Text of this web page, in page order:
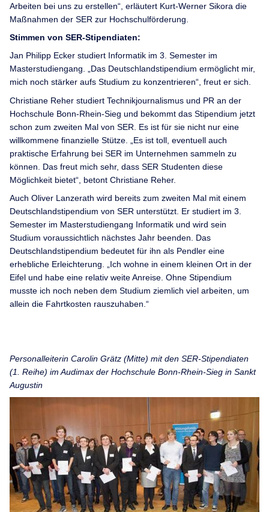
Arbeiten bei uns zu erstellen“, erläutert Kurt-Werner Sikora die
Maßnahmen der SER zur Hochschulförderung.
Stimmen von SER-Stipendiaten:
Jan Philipp Ecker studiert Informatik im 3. Semester im
Masterstudiengang. „Das Deutschlandstipendium ermöglicht mir,
mich noch stärker aufs Studium zu konzentrieren“, freut er sich.
Christiane Reher studiert Technikjournalismus und PR an der
Hochschule Bonn-Rhein-Sieg und bekommt das Stipendium jetzt
schon zum zweiten Mal von SER. Es ist für sie nicht nur eine
willkommene finanzielle Stütze. „Es ist toll, eventuell auch
praktische Erfahrung bei SER im Unternehmen sammeln zu
können. Das freut mich sehr, dass SER Studenten diese
Möglichkeit bietet“, betont Christiane Reher.
Auch Oliver Lanzerath wird bereits zum zweiten Mal mit einem
Deutschlandstipendium von SER unterstützt. Er studiert im 3.
Semester im Masterstudiengang Informatik und wird sein
Studium voraussichtlich nächstes Jahr beenden. Das
Deutschlandstipendium bedeutet für ihn als Pendler eine
erhebliche Erleichterung. „Ich wohne in einem kleinen Ort in der
Eifel und habe eine relativ weite Anreise. Ohne Stipendium
musste ich noch neben dem Studium ziemlich viel arbeiten, um
allein die Fahrtkosten rauszuhaben.“
Personalleiterin Carolin Grätz (Mitte) mit den SER-Stipendiaten
(1. Reihe) im Audimax der Hochschule Bonn-Rhein-Sieg in Sankt
Augustin